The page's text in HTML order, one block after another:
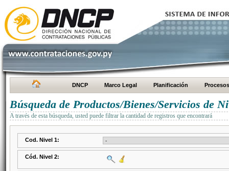
DNCP Marco Legal Planificación Procesos
Búsqueda de Productos/Bienes/Servicios de
A través de esta búsqueda, usted puede filtrar la cantidad de registros que encontrará
Cod. Nivel 1:
Cód. Nivel 2: